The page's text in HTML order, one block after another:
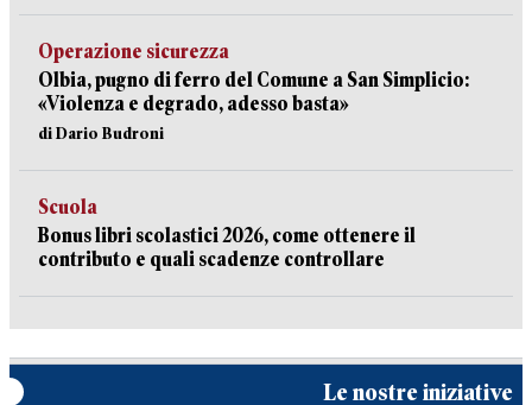
Operazione sicurezza
Olbia, pugno di ferro del Comune a San Simplicio:
«Violenza e degrado, adesso basta»
di Dario Budroni
Scuola
Bonus libri scolastici 2026, come ottenere il
contributo e quali scadenze controllare
Le nostre iniziative